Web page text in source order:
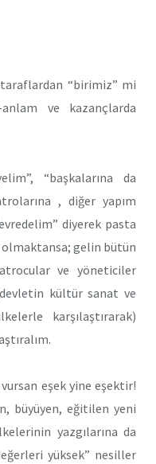
“birimiz” mi
ve kazançlarda
“başkalarına da
, diğer yapım
diyerek pasta
olmaktansa; gelin bütün
ve yöneticiler
kültür sanat ve
karşılaştırarak)
eşek yine eşektir!
büyüyen, eğitilen yeni
yazgılarına da
yüksek” nesiller